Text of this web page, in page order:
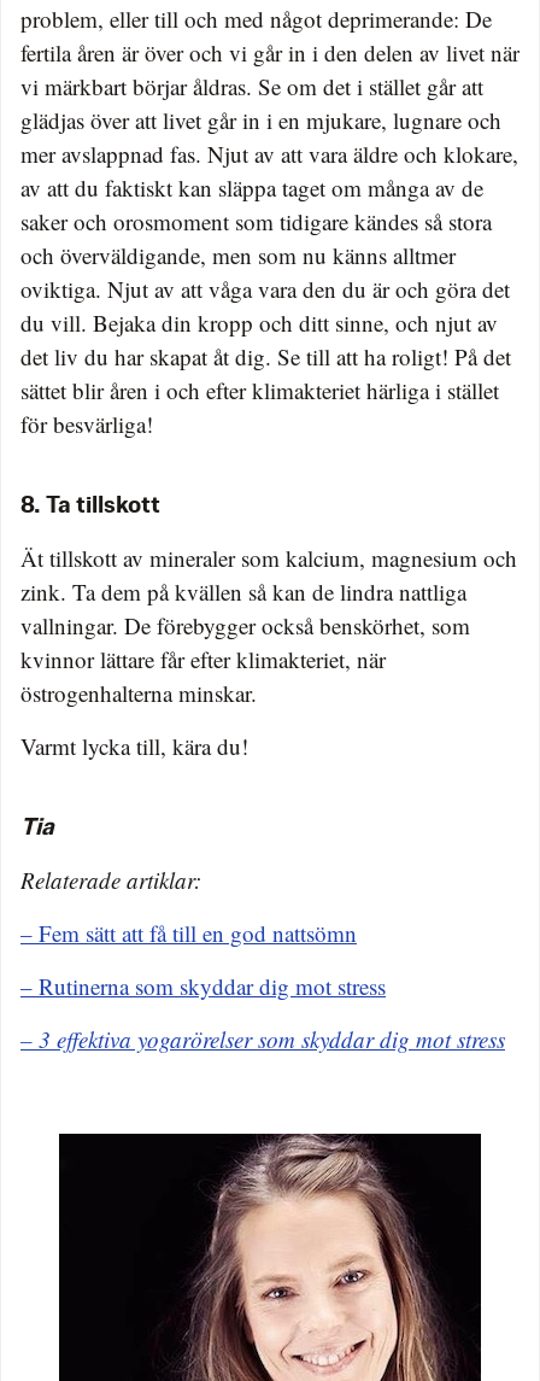
problem, eller till och med något deprimerande: De
fertila åren är över och vi går in i den delen av livet när
vi märkbart börjar åldras. Se om det i stället går att
glädjas över att livet går in i en mjukare, lugnare och
mer avslappnad fas. Njut av att vara äldre och klokare,
av att du faktiskt kan släppa taget om många av de
saker och orosmoment som tidigare kändes så stora
och överväldigande, men som nu känns alltmer
oviktiga. Njut av att våga vara den du är och göra det
du vill. Bejaka din kropp och ditt sinne, och njut av
det liv du har skapat åt dig. Se till att ha roligt! På det
sättet blir åren i och efter klimakteriet härliga i stället
för besvärliga!
8. Ta tillskott
Ät tillskott av mineraler som kalcium, magnesium och
zink. Ta dem på kvällen så kan de lindra nattliga
vallningar. De förebygger också benskörhet, som
kvinnor lättare får efter klimakteriet, när
östrogenhalterna minskar.
Varmt lycka till, kära du!
Tia
Relaterade artiklar:
– Fem sätt att få till en god nattsömn
– Rutinerna som skyddar dig mot stress
– 3 effektiva yogarörelser som skyddar dig mot stress